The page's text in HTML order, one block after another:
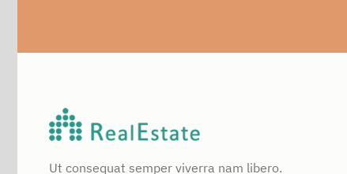
Ut consequat semper viverra nam libero.